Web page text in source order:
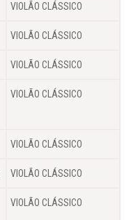
VIOLÃO CLÁSSICO
VIOLÃO CLÁSSICO
VIOLÃO CLÁSSICO
VIOLÃO CLÁSSICO
VIOLÃO CLÁSSICO
VIOLÃO CLÁSSICO
VIOLÃO CLÁSSICO